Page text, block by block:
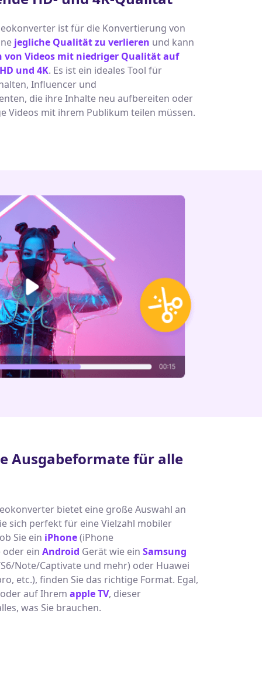
ist für die Konvertierung von
jegliche Qualität zu verlieren und kann
von Videos mit niedriger Qualität auf
und 4K. Es ist ein ideales Tool für
Influencer und
die ihre Inhalte neu aufbereiten oder
Videos mit ihrem Publikum teilen müssen.
Ausgabeformate für alle
bietet eine große Auswahl an
sich perfekt für eine Vielzahl mobiler
Sie ein iPhone(iPhone
oder ein Android Gerät wie ein Samsung
Note/Captivate und mehr) oder Huawei
etc.), finden Sie das richtige Format. Egal,
auf Ihrem apple TV, dieser
was Sie brauchen.